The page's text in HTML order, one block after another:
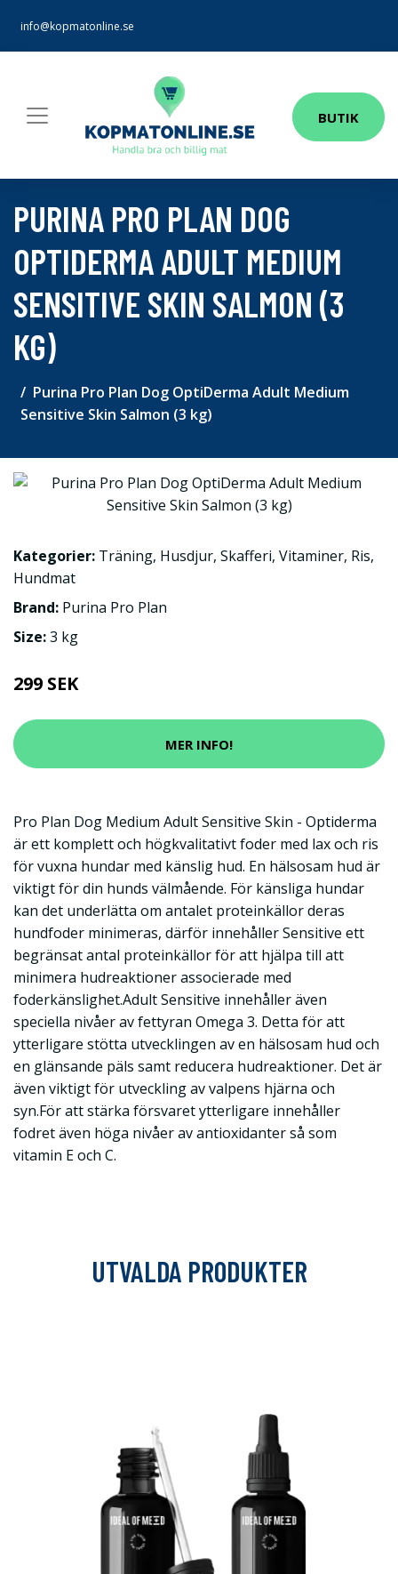
info@kopmatonline.se
BUTIK
PURINA PRO PLAN DOG
OPTIDERMA ADULT MEDIUM
SENSITIVE SKIN SALMON (3
KG)
Purina Pro Plan Dog OptiDerma Adult Medium
Sensitive Skin Salmon (3 kg)
Kategorier: Träning, Husdjur, Skafferi, Vitaminer, Ris,
Hundmat
Brand: Purina Pro Plan
Size:3 kg
299 SEK
MER INFO!
Pro Plan Dog Medium Adult Sensitive Skin - Optiderma
är ett komplett och högkvalitativt foder med lax och ris
för vuxna hundar med känslig hud. En hälsosam hud är
viktigt för din hunds välmående. För känsliga hundar
kan det underlätta om antalet proteinkällor deras
hundfoder minimeras, därför innehåller Sensitive ett
begränsat antal proteinkällor för att hjälpa till att
minimera hudreaktioner associerade med
foderkänslighet.Adult Sensitive innehåller även
speciella nivåer av fettyran Omega 3. Detta för att
ytterligare stötta utvecklingen av en hälsosam hud och
en glänsande päls samt reducera hudreaktioner. Det är
även viktigt för utveckling av valpens hjärna och
syn.För att stärka försvaret ytterligare innehåller
fodret även höga nivåer av antioxidanter så som
vitamin E och C.
UTVALDA PRODUKTER